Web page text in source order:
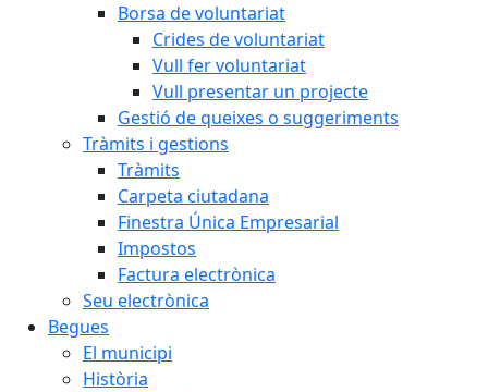
Borsa de voluntariat
Crides de voluntariat
Vull fer voluntariat
Vull presentar un projecte
Gestió de queixes o suggeriments
Tràmits i gestions
Tràmits
Carpeta ciutadana
Finestra Única Empresarial
Impostos
Factura electrònica
Seu electrònica
Begues
El municipi
Història